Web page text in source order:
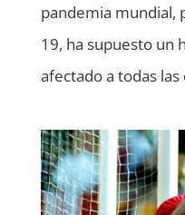
pandemia mundial,
19, ha supuesto un
afectado a todas las